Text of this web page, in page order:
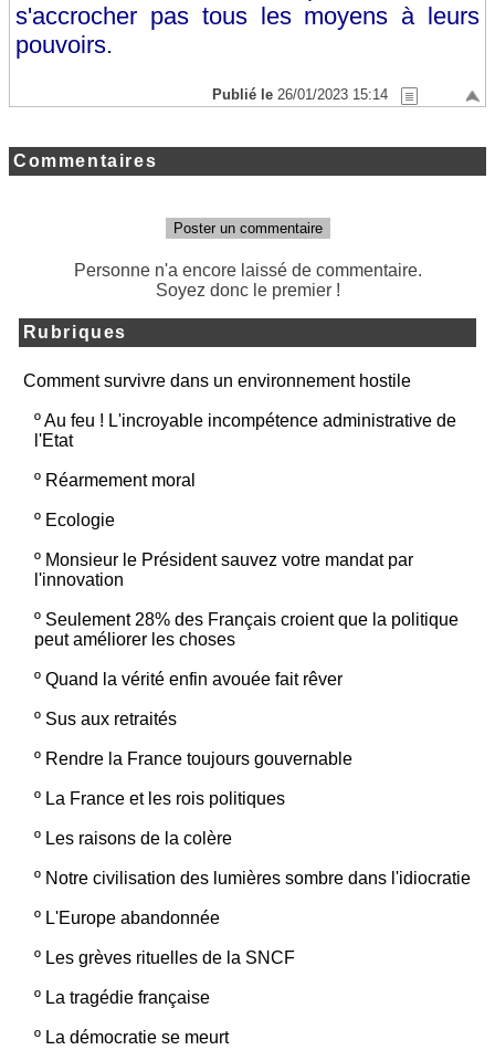
s'accrocher pas tous les moyens à leurs
pouvoirs.
Publié le 26/01/2023 15:14
Commentaires
Poster un commentaire
Personne n'a encore laissé de commentaire.
Soyez donc le premier !
Rubriques
Comment survivre dans un environnement hostile
ºAu feu ! L'incroyable incompétence administrative de
l'Etat
º Réarmement moral
º Ecologie
º Monsieur le Président sauvez votre mandat par
l'innovation
º Seulement 28% des Français croient que la politique
peut améliorer les choses
º Quand la vérité enfin avouée fait rêver
º Sus aux retraités
º Rendre la France toujours gouvernable
º La France et les rois politiques
º Les raisons de la colère
º Notre civilisation des lumières sombre dans l'idiocratie
º L'Europe abandonnée
º Les grèves rituelles de la SNCF
º La tragédie française
º La démocratie se meurt